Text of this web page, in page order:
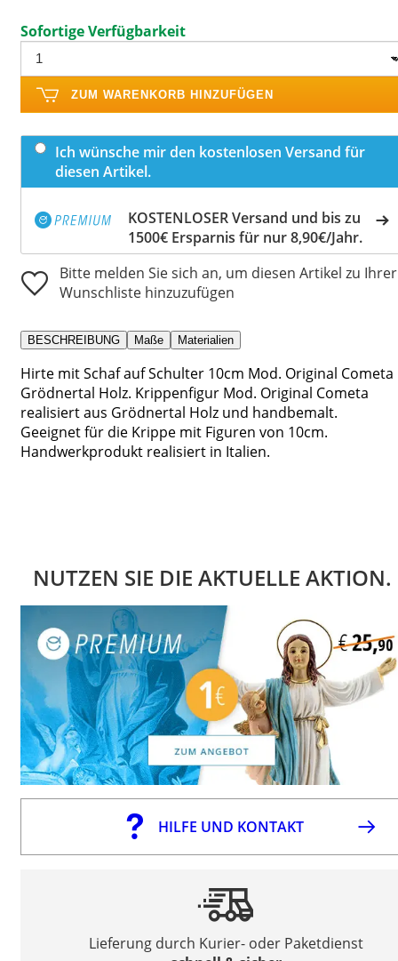
Sofortige Verfügbarkeit
ZUM WARENKORB HINZUFÜGEN
Ich wünsche mir den kostenlosen Versand für
diesen Artikel.
KOSTENLOSER Versand und bis zu
1500€ Ersparnis für nur 8,90€/Jahr.
Bitte melden Sie sich an, um diesen Artikel zu Ihrer
Wunschliste hinzuzufügen
BESCHREIBUNG Maße Materialien
Hirte mit Schaf auf Schulter 10cm Mod. Original Cometa
Grödnertal Holz. Krippenfigur Mod. Original Cometa
realisiert aus Grödnertal Holz und handbemalt.
Geeignet für die Krippe mit Figuren von 10cm.
Handwerkprodukt realisiert in Italien.
NUTZEN SIE DIE AKTUELLE AKTION.
HILFE UND KONTAKT
Lieferung durch Kurier- oder Paketdienst